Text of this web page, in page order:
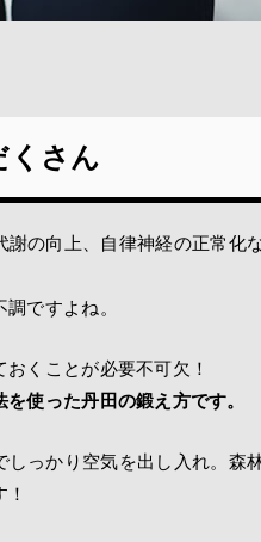
くさん
の向上、自律神経の正常化
ですよね。
くことが必要不可欠！
使った丹田の鍛え方です。
っかり空気を出し入れ。森